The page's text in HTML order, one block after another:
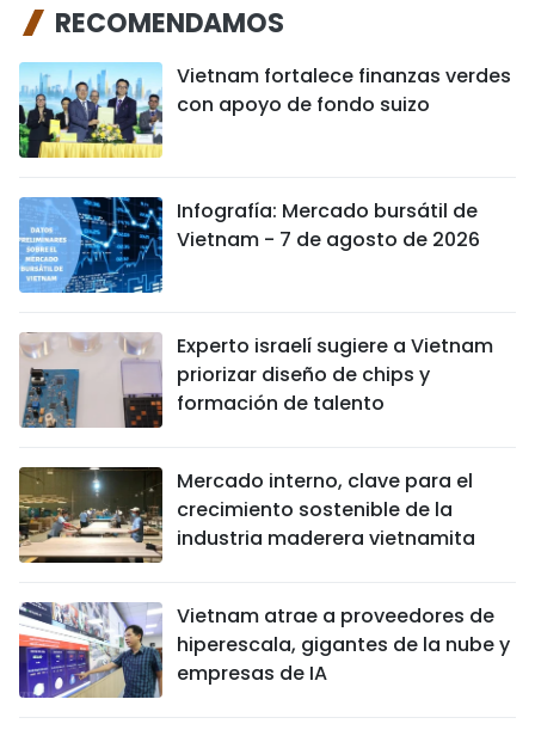
RECOMENDAMOS
Vietnam fortalece finanzas verdes
con apoyo de fondo suizo
Infografía: Mercado bursátil de
Vietnam - 7 de agosto de 2026
Experto israelí sugiere a Vietnam
priorizar diseño de chips y
formación de talento
Mercado interno, clave para el
crecimiento sostenible de la
industria maderera vietnamita
Vietnam atrae a proveedores de
hiperescala, gigantes de la nube y
empresas de IA